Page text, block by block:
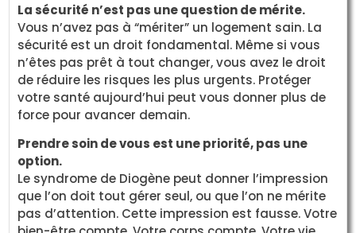
La sécurité n’est pas une question de mérite.
Vous n’avez pas à “mériter” un logement sain. La
sécurité est un droit fondamental. Même si vous
n’êtes pas prêt à tout changer, vous avez le droit
de réduire les risques les plus urgents. Protéger
votre santé aujourd’hui peut vous donner plus de
force pour avancer demain.
Prendre soin de vous est une priorité, pas une
option.
Le syndrome de Diogène peut donner l’impression
que l’on doit tout gérer seul, ou que l’on ne mérite
pas d’attention. Cette impression est fausse. Votre